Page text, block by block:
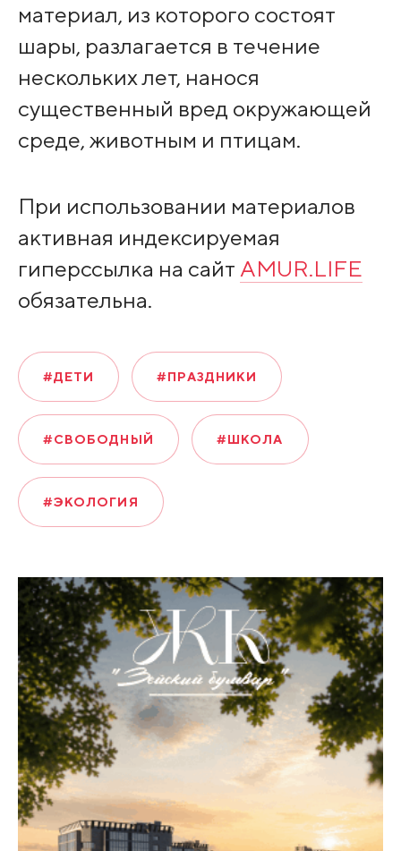
материал, из которого состоят
шары, разлагается в течение
нескольких лет, нанося
существенный вред окружающей
среде, животным и птицам.
При использовании материалов
активная индексируемая
гиперссылка на сайт AMUR.LIFE
обязательна.
#ДЕТИ #ПРАЗДНИКИ
#СВОБОДНЫЙ #ШКОЛА
#ЭКОЛОГИЯ